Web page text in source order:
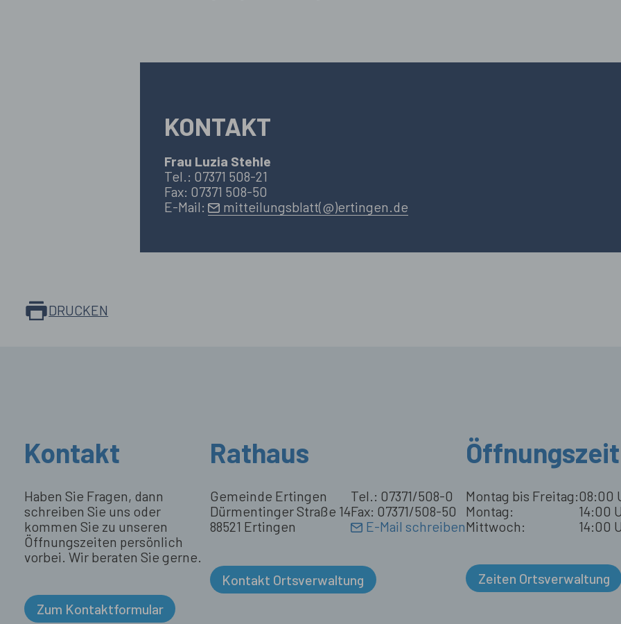
KONTAKT
Frau Luzia Stehle
Tel.: 07371 508-21
Fax: 07371 508-50
E-Mail:
mitteilungsblatt(@)ertingen.de
DRUCKEN
Kontakt
Haben Sie Fragen, dann
schreiben Sie uns oder
kommen Sie zu unseren
Öffnungszeiten persönlich
vorbei. Wir beraten Sie gerne.
Zum Kontaktformular
Rathaus
Gemeinde Ertingen
Dürmentinger Straße 14
88521 Ertingen
Tel.: 07371/508-0
Fax: 07371/508-50
E-Mail schreiben
Kontakt Ortsverwaltung
Montag bis Freitag:
Montag:
Mittwoch:
08:00
14:00
14:00
Zeiten Ortsverwaltung